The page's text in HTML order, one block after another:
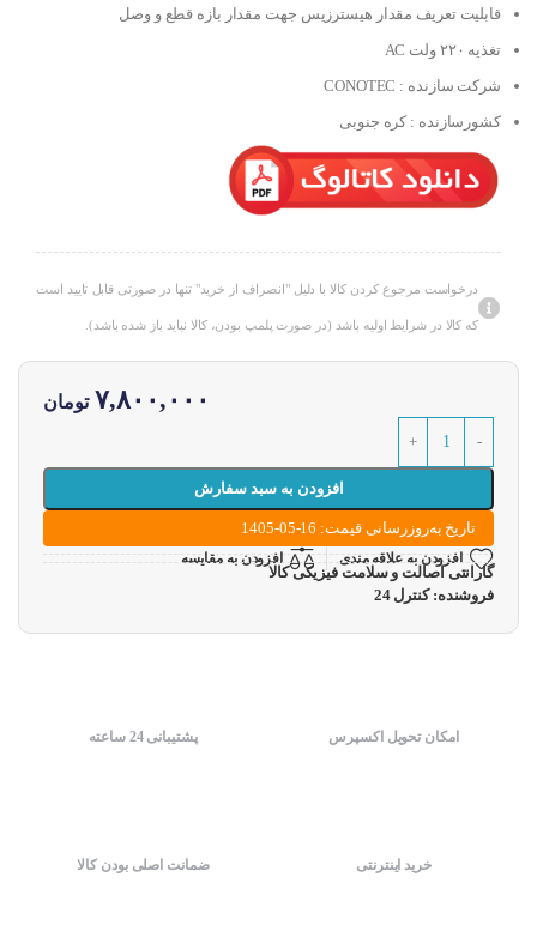
قابلیت تعریف مقدار هیسترزیس جهت مقدار بازه قطع و وصل
تغذیه ۲۲۰ ولت AC
شرکت سازنده : CONOTEC
کشورسازنده : کره جنوبی
درخواست مرجوع کردن کالا با دلیل "انصراف از خرید" تنها در صورتی قابل تایید است
که کالا در شرایط اولیه باشد (در صورت پلمپ بودن، کالا نباید باز شده باشد).
۷,۸۰۰,۰۰۰ تومان
افزودن به سبد سفارش
تاریخ به‌روزرسانی قیمت: 16-05-1405
افزودن به علاقه مندی افزودن به مقایسه
گارانتی اصالت و سلامت فیزیکی کالا
فروشنده: کنترل 24
امکان تحویل اکسپرس پشتیبانی 24 ساعته
خرید اینترنتی ضمانت اصلی بودن کالا